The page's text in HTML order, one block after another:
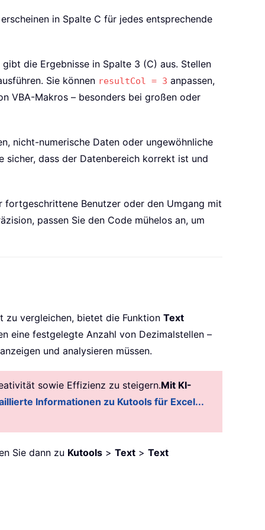
in Spalte C für jedes entsprechende
die Ergebnisse in Spalte 3 (C) aus. Stellen
Sie können resultCol = 3 anpassen,
VBA-Makros – besonders bei großen oder
nicht-numerische Daten oder ungewöhnliche
sicher, dass der Datenbereich korrekt ist und
Benutzer oder den Umgang mit
passen Sie den Code mühelos an, um
zu vergleichen, bietet die Funktion Text
eine festgelegte Anzahl von Dezimalstellen –
und analysieren müssen.
sowie Effizienz zu steigern.Mit KI-
Informationen zu Kutools für Excel...
Sie dann zu Kutools > Text > Text